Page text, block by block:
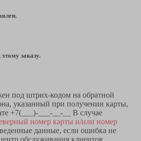
заказу.
под штрих-кодом на обратной
указанный при получении карты,
+7(___)-___-__-__ В случае
номер карты и/или номер
данные, если ошибка не